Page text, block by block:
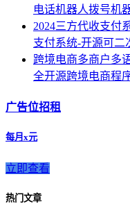
电话机器人拨号机
2024三方代收支付
支付系统-开源可二
跨境电商多商户多
全开源跨境电商程
广告位招租
每月x元
立即查看
热门文章